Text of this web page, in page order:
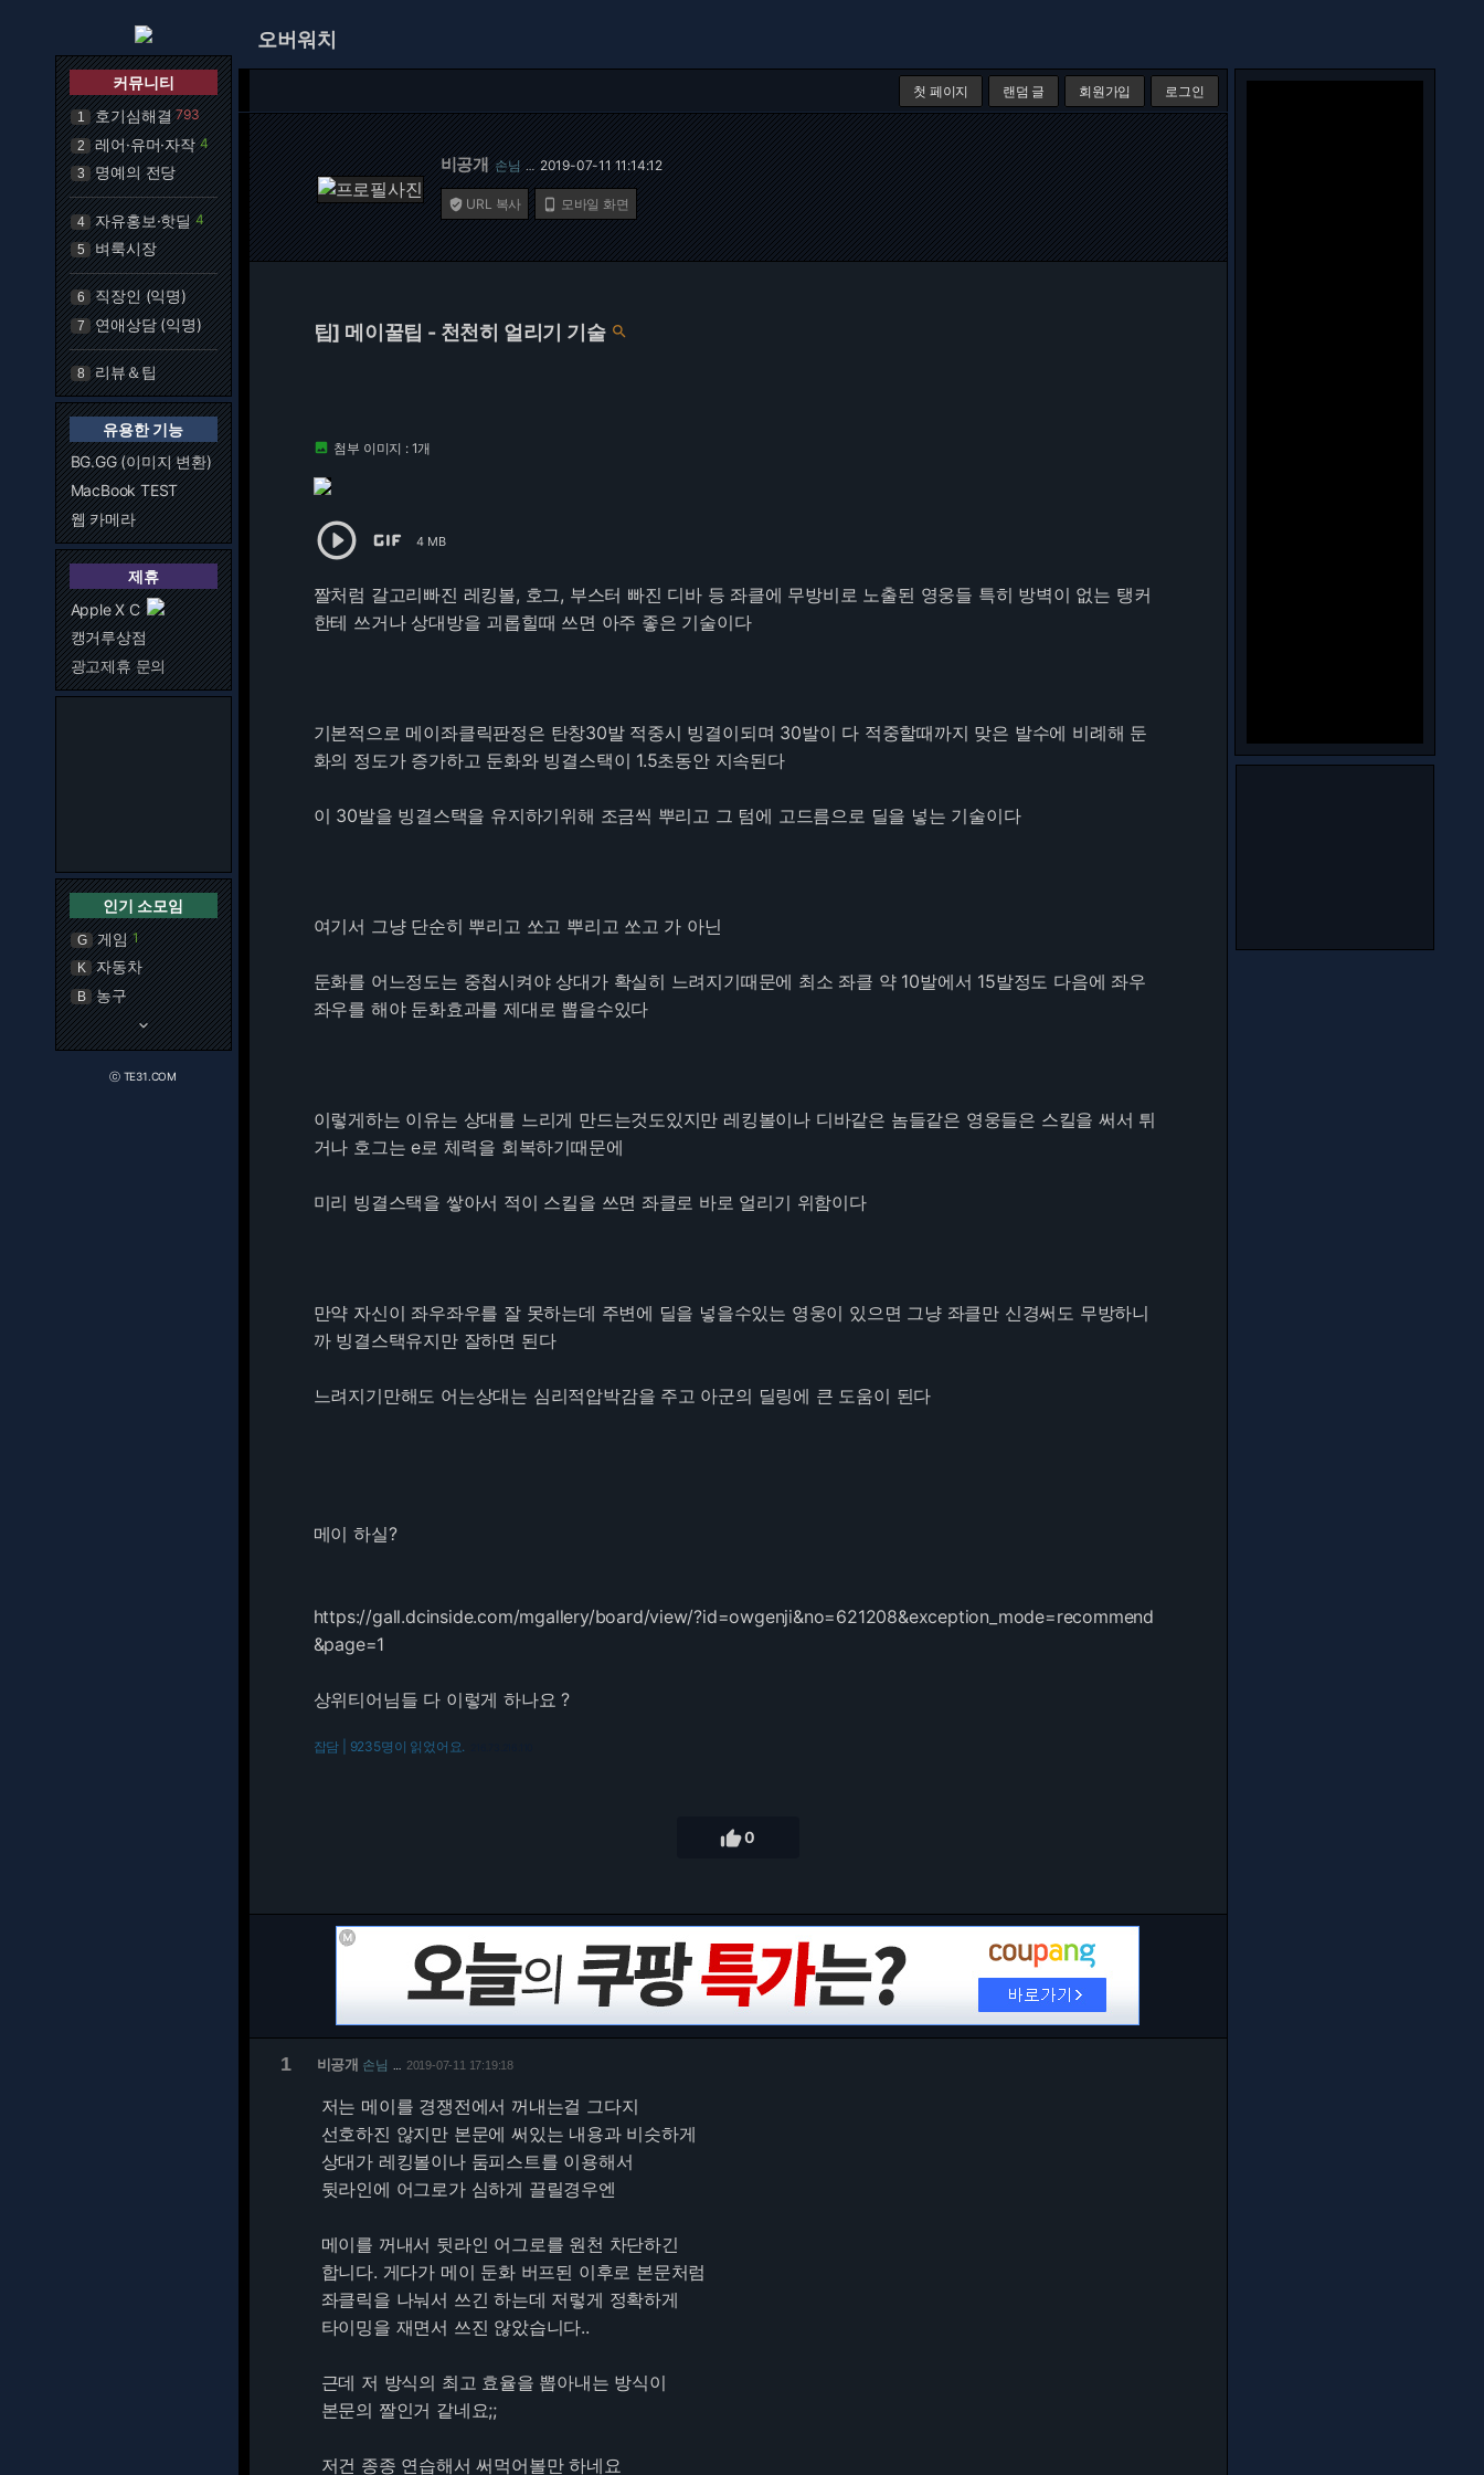
커뮤니티
1 호기심해결 793
2 레어·유머·자작 4
3 명예의 전당
4 자유홍보·핫딜 4
5 벼룩시장
6 직장인 (익명)
7 연애상담 (익명)
8 리뷰＆팁
유용한 기능
BG.GG (이미지 변환)
MacBook TEST
웹 카메라
제휴
Apple X C
캥거루상점
광고제휴 문의
인기 소모임
G 게임 1
K 자동차
B 농구
keyboard_arrow_down
ⓒ TE31.COM
오버워치
첫 페이지 랜덤 글 회원가입 로그인
비공개 손님 … 2019-07-11 11:14:12
 URL 복사  모바일 화면
팁] 메이꿀팁 - 천천히 얼리기 기술 
 첨부 이미지 : 1개
  4 MB
짤처럼 갈고리빠진 레킹볼, 호그, 부스터 빠진 디바 등 좌클에 무방비로 노출된 영웅들 특히 방벽이 없는 탱커
한테 쓰거나 상대방을 괴롭힐때 쓰면 아주 좋은 기술이다
기본적으로 메이좌클릭판정은 탄창30발 적중시 빙결이되며 30발이 다 적중할때까지 맞은 발수에 비례해 둔
화의 정도가 증가하고 둔화와 빙결스택이 1.5초동안 지속된다
이 30발을 빙결스택을 유지하기위해 조금씩 뿌리고 그 텀에 고드름으로 딜을 넣는 기술이다
여기서 그냥 단순히 뿌리고 쏘고 뿌리고 쏘고 가 아닌
둔화를 어느정도는 중첩시켜야 상대가 확실히 느려지기때문에 최소 좌클 약 10발에서 15발정도 다음에 좌우
좌우를 해야 둔화효과를 제대로 뽑을수있다
이렇게하는 이유는 상대를 느리게 만드는것도있지만 레킹볼이나 디바같은 놈들같은 영웅들은 스킬을 써서 튀
거나 호그는 e로 체력을 회복하기때문에
미리 빙결스택을 쌓아서 적이 스킬을 쓰면 좌클로 바로 얼리기 위함이다
만약 자신이 좌우좌우를 잘 못하는데 주변에 딜을 넣을수있는 영웅이 있으면 그냥 좌클만 신경써도 무방하니
까 빙결스택유지만 잘하면 된다
느려지기만해도 어는상대는 심리적압박감을 주고 아군의 딜링에 큰 도움이 된다
메이 하실?
https://gall.dcinside.com/mgallery/board/view/?id=owgenji&no=621208&exception_mode=recommend
&page=1
상위티어님들 다 이렇게 하나요 ?
잡담 | 9235명이 읽었어요.
0
1 비공개 손님 2019-07-11 17:19:18
저는 메이를 경쟁전에서 꺼내는걸 그다지
선호하진 않지만 본문에 써있는 내용과 비슷하게
상대가 레킹볼이나 둠피스트를 이용해서
뒷라인에 어그로가 심하게 끌릴경우엔
메이를 꺼내서 뒷라인 어그로를 원천 차단하긴
합니다. 게다가 메이 둔화 버프된 이후로 본문처럼
좌클릭을 나눠서 쓰긴 하는데 저렇게 정확하게
타이밍을 재면서 쓰진 않았습니다..
근데 저 방식의 최고 효율을 뽑아내는 방식이
본문의 짤인거 같네요;;
저건 종종 연습해서 써먹어볼만 하네요